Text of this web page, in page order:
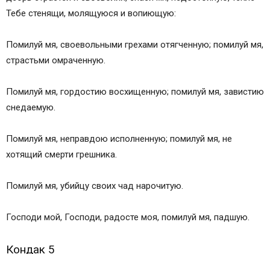
Тебе стенящи, молящуюся и вопиющую:
Помилуй мя, своевольными грехами отягченную; помилуй мя,
страстьми омраченную.
Помилуй мя, гордостию восхищенную; помилуй мя, завистию
снедаемую.
Помилуй мя, неправдою исполненную; помилуй мя, не
хотящий смерти грешника.
Помилуй мя, убийцу своих чад нарочитую.
Господи мой, Господи, радосте моя, помилуй мя, падшую.
Кондак 5